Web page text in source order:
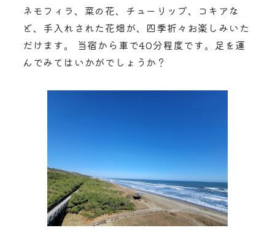
ネモフィラ、菜の花、チューリップ、コキアな
ど、手入れされた花畑が、四季折々お楽しみいた
だけます。 当宿から車で40分程度です。足を運
んでみてはいかがでしょうか？